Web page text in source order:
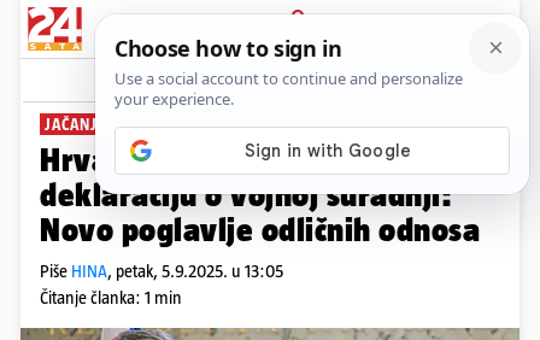
PRIJAVA
News Komentari
JAČANJE OBRANE
Hrvatska i Slovenija potpisali
deklaraciju o vojnoj suradnji:
Novo poglavlje odličnih odnosa
Piše HINA, petak, 5.9.2025. u 13:05
Čitanje članka: 1 min